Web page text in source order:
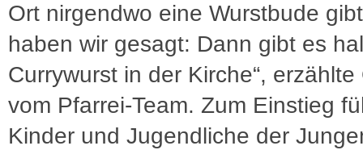
Ort nirgendwo eine Wurstbude
haben wir gesagt: Dann gibt es
Currywurst in der Kirche“, erzählte
vom Pfarrei-Team. Zum Einstieg
Kinder und Jugendliche der